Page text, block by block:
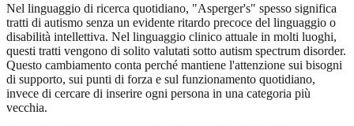
Nel linguaggio di ricerca quotidiano, "Asperger's" spesso significa
tratti di autismo senza un evidente ritardo precoce del linguaggio o
disabilità intellettiva. Nel linguaggio clinico attuale in molti luoghi,
questi tratti vengono di solito valutati sotto autism spectrum disorder.
Questo cambiamento conta perché mantiene l'attenzione sui bisogni
di supporto, sui punti di forza e sul funzionamento quotidiano,
invece di cercare di inserire ogni persona in una categoria più
vecchia.